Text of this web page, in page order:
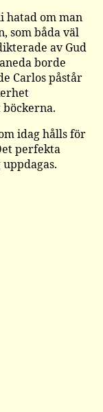
hatad om man
som båda väl
av Gud
borde
Carlos påstår
idag hålls för
perfekta